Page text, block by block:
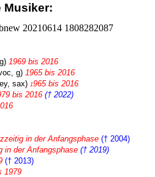
Musiker:
1969 bis 2016
g) 1965 bis 2016
sax) 1965 bis 2016
bis 2016 († 2022)
in der Anfangsphase († 2004)
in der Anfangsphase († 2019)
(† 2013)
1979